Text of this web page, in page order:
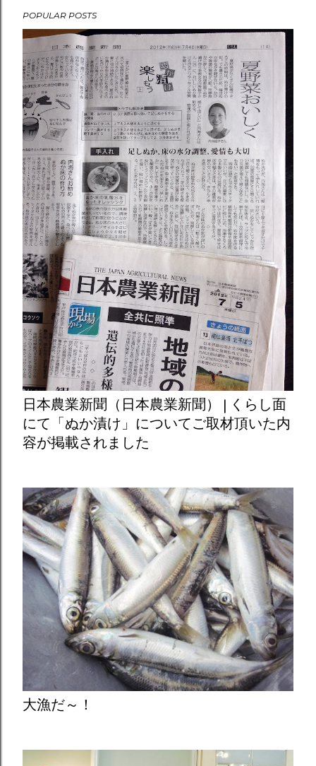
POPULAR POSTS
日本農業新聞（日本農業新聞） | くらし面
にて「ぬか漬け」についてご取材頂いた内
容が掲載されました
大漁だ～！